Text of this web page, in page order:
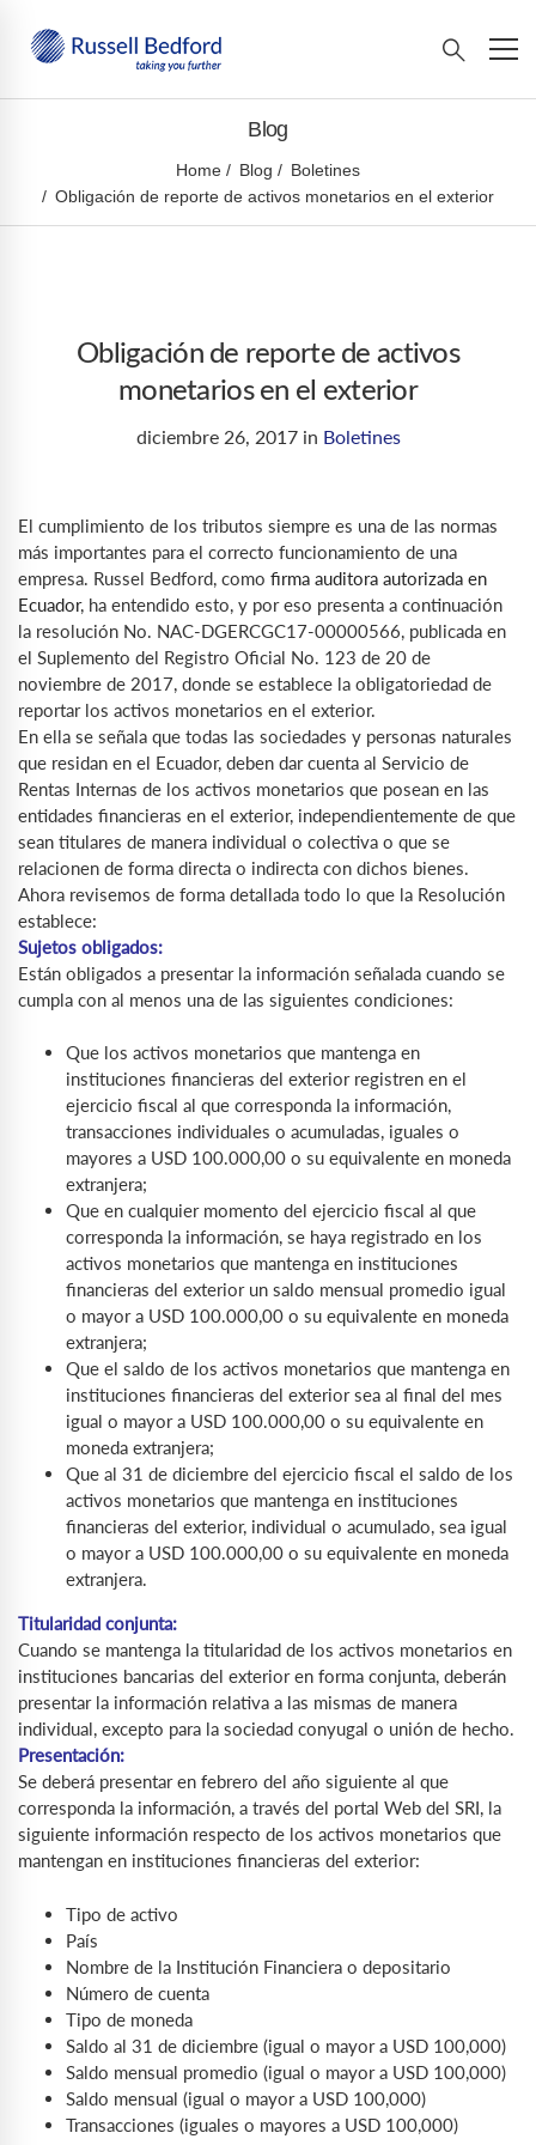
Blog
Home Blog
Boletines
Obligación de reporte de activos monetarios en el exterior
Obligación de reporte de activos
monetarios en el exterior
diciembre 26, 2017in Boletines
El cumplimiento de los tributos siempre es una de las normas
más importantes para el correcto funcionamiento de una
empresa. Russel Bedford, como firma auditora autorizada en
Ecuador, ha entendido esto, y por eso presenta a continuación
la resolución No. NAC-DGERCGC17-00000566, publicada en
el Suplemento del Registro Oficial No. 123 de 20 de
noviembre de 2017, donde se establece la obligatoriedad de
reportar los activos monetarios en el exterior.
En ella se señala que todas las sociedades y personas naturales
que residan en el Ecuador, deben dar cuenta al Servicio de
Rentas Internas de los activos monetarios que posean en las
entidades financieras en el exterior, independientemente de que
sean titulares de manera individual o colectiva o que se
relacionen de forma directa o indirecta con dichos bienes.
Ahora revisemos de forma detallada todo lo que la Resolución
establece:
Sujetos obligados:
Están obligados a presentar la información señalada cuando se
cumpla con al menos una de las siguientes condiciones:
Que los activos monetarios que mantenga en
instituciones financieras del exterior registren en el
ejercicio fiscal al que corresponda la información,
transacciones individuales o acumuladas, iguales o
mayores a USD 100.000,00 o su equivalente en moneda
extranjera;
Que en cualquier momento del ejercicio fiscal al que
corresponda la información, se haya registrado en los
activos monetarios que mantenga en instituciones
financieras del exterior un saldo mensual promedio igual
o mayor a USD 100.000,00 o su equivalente en moneda
extranjera;
Que el saldo de los activos monetarios que mantenga en
instituciones financieras del exterior sea al final del mes
igual o mayor a USD 100.000,00 o su equivalente en
moneda extranjera;
Que al 31 de diciembre del ejercicio fiscal el saldo de los
activos monetarios que mantenga en instituciones
financieras del exterior, individual o acumulado, sea igual
o mayor a USD 100.000,00 o su equivalente en moneda
extranjera.
Titularidad conjunta:
Cuando se mantenga la titularidad de los activos monetarios en
instituciones bancarias del exterior en forma conjunta, deberán
presentar la información relativa a las mismas de manera
individual, excepto para la sociedad conyugal o unión de hecho.
Presentación:
Se deberá presentar en febrero del año siguiente al que
corresponda la información, a través del portal Web del SRI, la
siguiente información respecto de los activos monetarios que
mantengan en instituciones financieras del exterior:
Tipo de activo
País
Nombre de la Institución Financiera o depositario
Número de cuenta
Tipo de moneda
Saldo al 31 de diciembre (igual o mayor a USD 100,000)
Saldo mensual promedio (igual o mayor a USD 100,000)
Saldo mensual (igual o mayor a USD 100,000)
Transacciones (iguales o mayores a USD 100,000)